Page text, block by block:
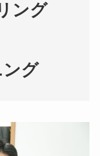
ング
グ